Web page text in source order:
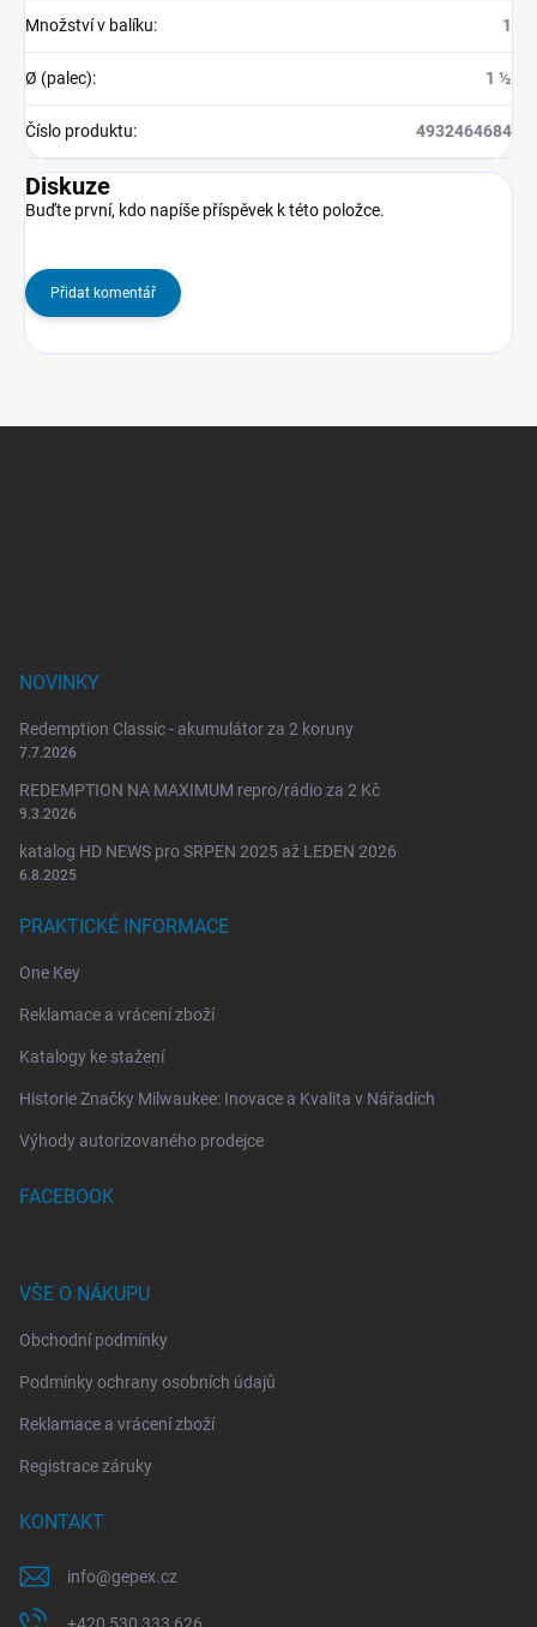
Množství v balíku: 1
Ø (palec): 1 ½
Číslo produktu: 4932464684
Diskuze
Buďte první, kdo napíše příspěvek k této položce.
Přidat komentář
NOVINKY
Redemption Classic - akumulátor za 2 koruny
7.7.2026
REDEMPTION NA MAXIMUM repro/rádio za 2 Kč
9.3.2026
katalog HD NEWS pro SRPEN 2025 až LEDEN 2026
6.8.2025
PRAKTICKÉ INFORMACE
One Key
Reklamace a vrácení zboží
Katalogy ke stažení
Historie Značky Milwaukee: Inovace a Kvalita v Nářadích
Výhody autorizovaného prodejce
FACEBOOK
VŠE O NÁKUPU
Obchodní podmínky
Podmínky ochrany osobních údajů
Reklamace a vrácení zboží
Registrace záruky
KONTAKT
info@gepex.cz
+420 530 333 626